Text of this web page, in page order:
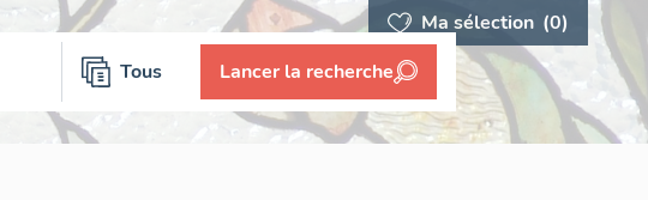
Ma sélection (0)
Tous Lancer la recherche